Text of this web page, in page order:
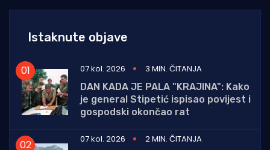
Istaknute objave
07 kol. 2026
3 MIN. ČITANJA
DAN KADA JE PALA "KRAJINA": Kako
je general Stipetić ispisao povijest i
gospodski okončao rat
07 kol. 2026
2 MIN. ČITANJA